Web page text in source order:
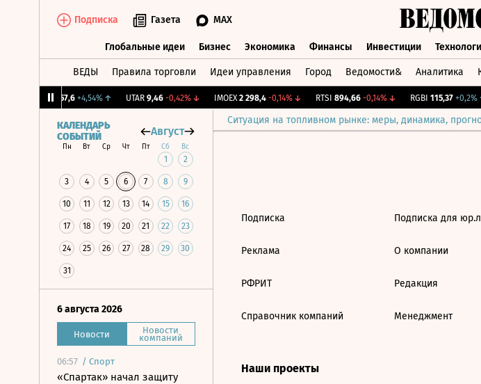
Подписка Газета MAX
Глобальные идеи Бизнес Экономика Финансы Инвестиции
ВЕДЫ Правила торговли Идеи управления Город Ведомости& Аналитика
57,6 +4,54%↑ UTAR 9,46 -0,42%↓ IMOEX 2 298,4 -0,14%↓ RTSI 894,66 -0,14%↓ RGBI 115,37 +0,2%↑
Ситуация на топливном рынке: меры, динамика,
КАЛЕНДАРЬ
СОБЫТИЙ
Август
Пн Вт Ср Чт Пт Сб Вс
1 2
3 4 5 6 7 8 9
10 11 12 13 14 15 16
17 18 19 20 21 22 23
24 25 26 27 28 29 30
31
6 августа 2026
Новости Новости
компаний
06:57 / Спорт
«Спартак» начал защиту
Подписка
Реклама
РФРИТ
Справочник компаний
Подписка для
О компании
Редакция
Менеджмент
Наши проекты